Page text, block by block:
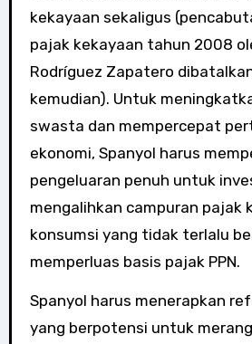
kekayaan sekaligus
pajak kekayaan tahun 2008
Rodríguez Zapatero
kemudian). Untuk
swasta dan mempercepat
ekonomi, Spanyol harus
pengeluaran penuh untuk
mengalihkan campuran pajak
konsumsi yang tidak terlalu
memperluas basis pajak PPN.
Spanyol harus menerapkan
yang berpotensi untuk